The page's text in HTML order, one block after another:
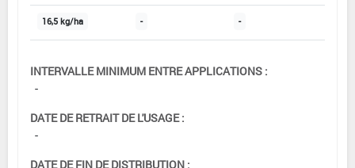
16,5 kg/ha - -
INTERVALLE MINIMUM ENTRE APPLICATIONS :
-
DATE DE RETRAIT DE L'USAGE :
-
DATE DE FIN DE DISTRIBUTION :